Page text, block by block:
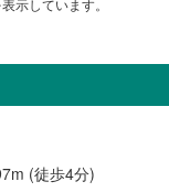
(徒歩4分)